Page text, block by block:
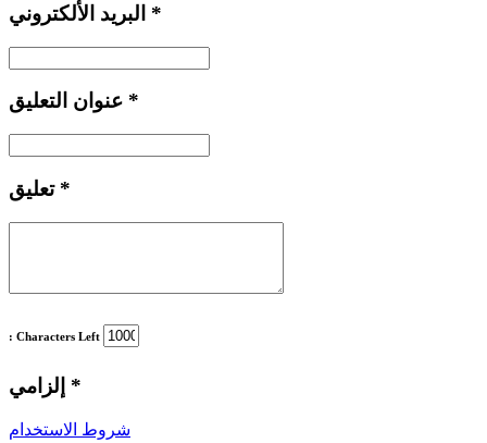
*
*
تعليق *
: Characters Left
*
شروط الاستخدام